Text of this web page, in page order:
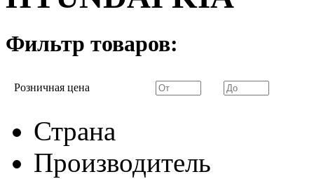
Фильтр товаров:
Розничная цена
Страна
Производитель